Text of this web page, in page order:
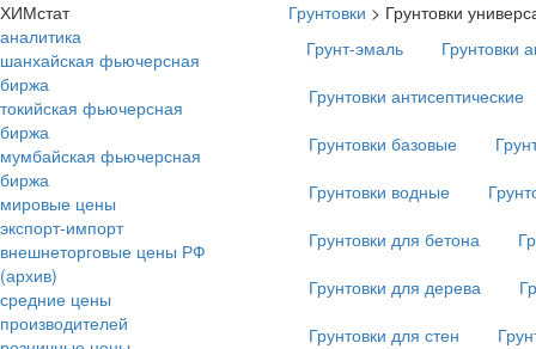
ХИМстат
аналитика
шанхайская фьючерсная
биржа
токийская фьючерсная
биржа
мумбайская фьючерсная
биржа
мировые цены
экспорт-импорт
внешнеторговые цены РФ
(архив)
средние цены
производителей
Грунтовки > Грунтовки
Грунт-эмаль
Грунтовки
Грунтовки антисептические
Грунтовки базовые
Грунтовки водные
Грунтовки для бетона
Грунтовки для дерева
Грунтовки для стен